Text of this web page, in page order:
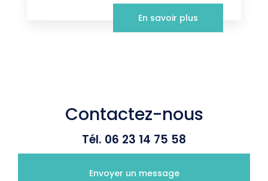
En savoir plus
Contactez-nous
Tél. 06 23 14 75 58
Envoyer un message